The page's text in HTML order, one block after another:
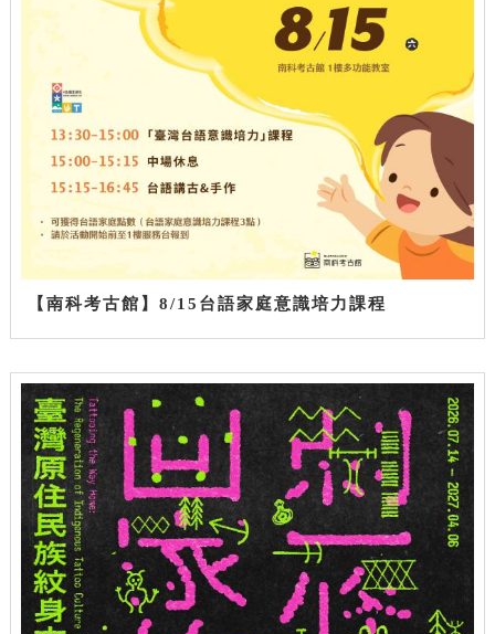
【南科考古館】8/15台語家庭意識培力課程